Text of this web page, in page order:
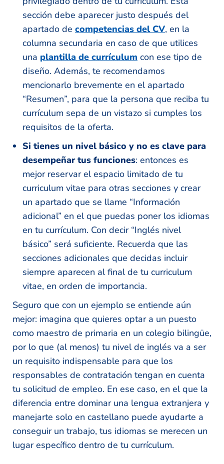
sección debe aparecer justo después del
apartado de competencias del CV, en la
columna secundaria en caso de que utilices
una plantilla de currículum con ese tipo de
diseño. Además, te recomendamos
mencionarlo brevemente en el apartado
“Resumen”, para que la persona que reciba tu
currículum sepa de un vistazo si cumples los
requisitos de la oferta.
Si tienes un nivel básico y no es clave para
desempeñar tus funciones: entonces es
mejor reservar el espacio limitado de tu
curriculum vitae para otras secciones y crear
un apartado que se llame “Información
adicional” en el que puedas poner los idiomas
en tu currículum. Con decir “Inglés nivel
básico” será suficiente. Recuerda que las
secciones adicionales que decidas incluir
siempre aparecen al final de tu curriculum
vitae, en orden de importancia.
Seguro que con un ejemplo se entiende aún
mejor: imagina que quieres optar a un puesto
como maestro de primaria en un colegio bilingüe,
por lo que (al menos) tu nivel de inglés va a ser
un requisito indispensable para que los
responsables de contratación tengan en cuenta
tu solicitud de empleo. En ese caso, en el que la
diferencia entre dominar una lengua extranjera y
manejarte solo en castellano puede ayudarte a
conseguir un trabajo, tus idiomas se merecen un
lugar específico dentro de tu currículum.